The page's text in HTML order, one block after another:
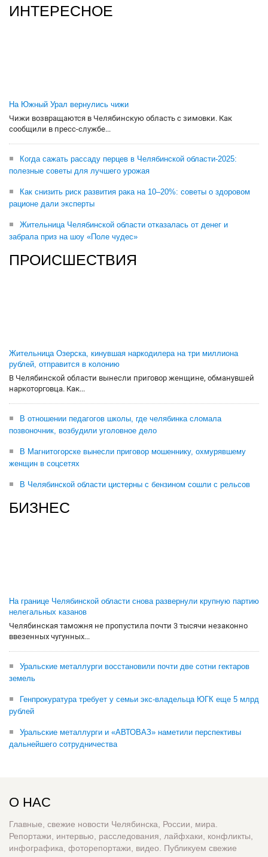
ИНТЕРЕСНОЕ
На Южный Урал вернулись чижи
Чижи возвращаются в Челябинскую область с зимовки. Как
сообщили в пресс-службе...
Когда сажать рассаду перцев в Челябинской области-2025:
полезные советы для лучшего урожая
Как снизить риск развития рака на 10–20%: советы о здоровом
рационе дали эксперты
Жительница Челябинской области отказалась от денег и
забрала приз на шоу «Поле чудес»
ПРОИСШЕСТВИЯ
Жительница Озерска, кинувшая наркодилера на три миллиона
рублей, отправится в колонию
В Челябинской области вынесли приговор женщине, обманувшей
наркоторговца. Как...
В отношении педагогов школы, где челябинка сломала
позвоночник, возбудили уголовное дело
В Магнитогорске вынесли приговор мошеннику, охмурявшему
женщин в соцсетях
В Челябинской области цистерны с бензином сошли с рельсов
БИЗНЕС
На границе Челябинской области снова развернули крупную партию
нелегальных казанов
Челябинская таможня не пропустила почти 3 тысячи незаконно
ввезенных чугунных...
Уральские металлурги восстановили почти две сотни гектаров
земель
Генпрокуратура требует у семьи экс-владельца ЮГК еще 5 млрд
рублей
Уральские металлурги и «АВТОВАЗ» наметили перспективы
дальнейшего сотрудничества
О НАС
Главные, свежие новости Челябинска, России, мира.
Репортажи, интервью, расследования, лайфхаки, конфликты,
инфографика, фоторепортажи, видео. Публикуем свежие